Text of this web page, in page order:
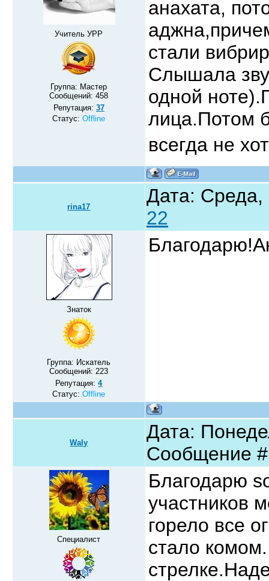
Учитель УРР
Группа: Мастер
Сообщений:458
Репутация: 37
Статус:Offline
анахата,
стали
Слышала
одной
лица.Потом
всегда не
rina17
Дата:
22
Знаток
Группа: Искатель
Сообщений: 223
Репутация:4
Статус:Offline
Waly
Дата:
Сообщение
Специалист
Благодарю
участников
горело все
стало